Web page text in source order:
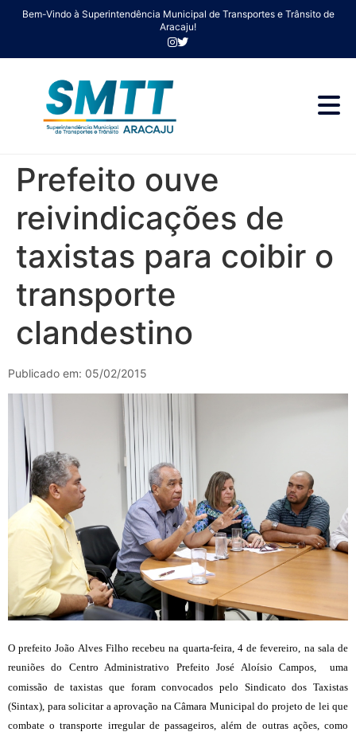
Bem-Vindo à Superintendência Municipal de Transportes e Trânsito de
Aracaju!
Prefeito ouve
reivindicações de
taxistas para coibir o
transporte
clandestino
Publicado em: 05/02/2015
O prefeito João Alves Filho recebeu na quarta-feira, 4 de fevereiro, na sala de
reuniões do Centro Administrativo Prefeito José Aloísio Campos, uma
comissão de taxistas que foram convocados pelo Sindicato dos Taxistas
(Sintax), para solicitar a aprovação na Câmara Municipal do projeto de lei que
combate o transporte irregular de passageiros, além de outras ações, como